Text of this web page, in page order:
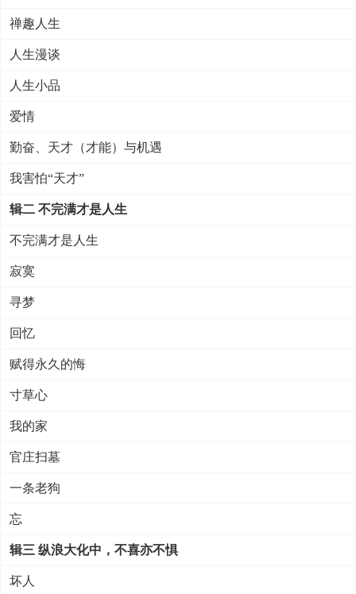
禅趣人生
人生漫谈
人生小品
爱情
勤奋、天才（才能）与机遇
我害怕“天才”
辑二 不完满才是人生
不完满才是人生
寂寞
寻梦
回忆
赋得永久的悔
寸草心
我的家
官庄扫墓
一条老狗
忘
辑三 纵浪大化中，不喜亦不惧
坏人